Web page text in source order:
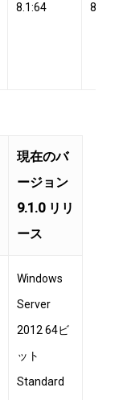
8.1:64
現在のバ
ージョン
9.1.0 リリ
ース
Windows
Server
2012 64ビ
ット
Standard